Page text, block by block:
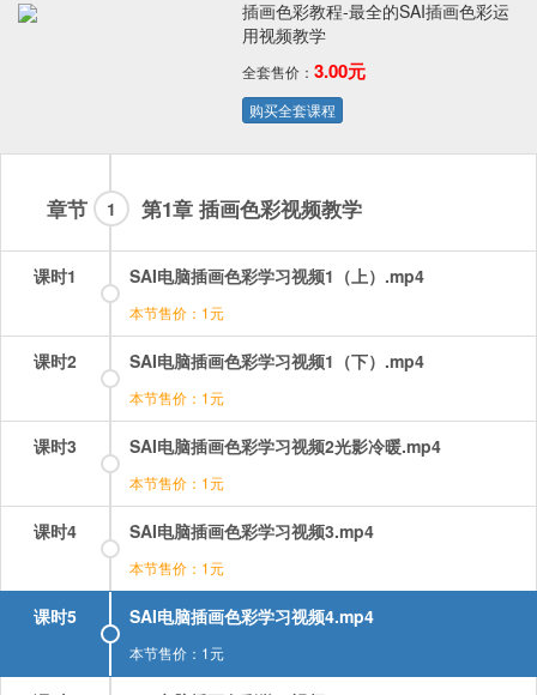
插画色彩教程-最全的SAI插画色彩运
用视频教学
全套售价： 3.00元
购买全套课程
章节 第1章 插画色彩视频教学
1
课时1 SAI电脑插画色彩学习视频1（上）.mp4
本节售价：1元
课时2 SAI电脑插画色彩学习视频1（下）.mp4
本节售价：1元
课时3 SAI电脑插画色彩学习视频2光影冷暖.mp4
本节售价：1元
课时4 SAI电脑插画色彩学习视频3.mp4
本节售价：1元
课时5 SAI电脑插画色彩学习视频4.mp4
本节售价：1元